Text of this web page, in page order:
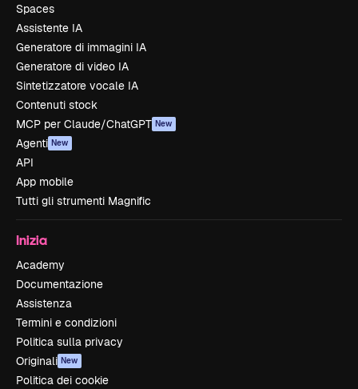
Spaces
Assistente IA
Generatore di immagini IA
Generatore di video IA
Sintetizzatore vocale IA
Contenuti stock
MCP per Claude/ChatGPT New
Agenti New
API
App mobile
Tutti gli strumenti Magnific
Inizia
Academy
Documentazione
Assistenza
Termini e condizioni
Politica sulla privacy
Originali New
Politica dei cookie